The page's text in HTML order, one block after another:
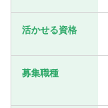
活かせる資格
募集職種